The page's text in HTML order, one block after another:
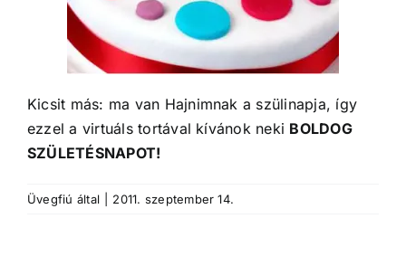
Kicsit más: ma van Hajnimnak a szülinapja, így
ezzel a virtuáls tortával kívánok neki BOLDOG
SZÜLETÉSNAPOT!
Üvegfiú által 2011. szeptember 14.